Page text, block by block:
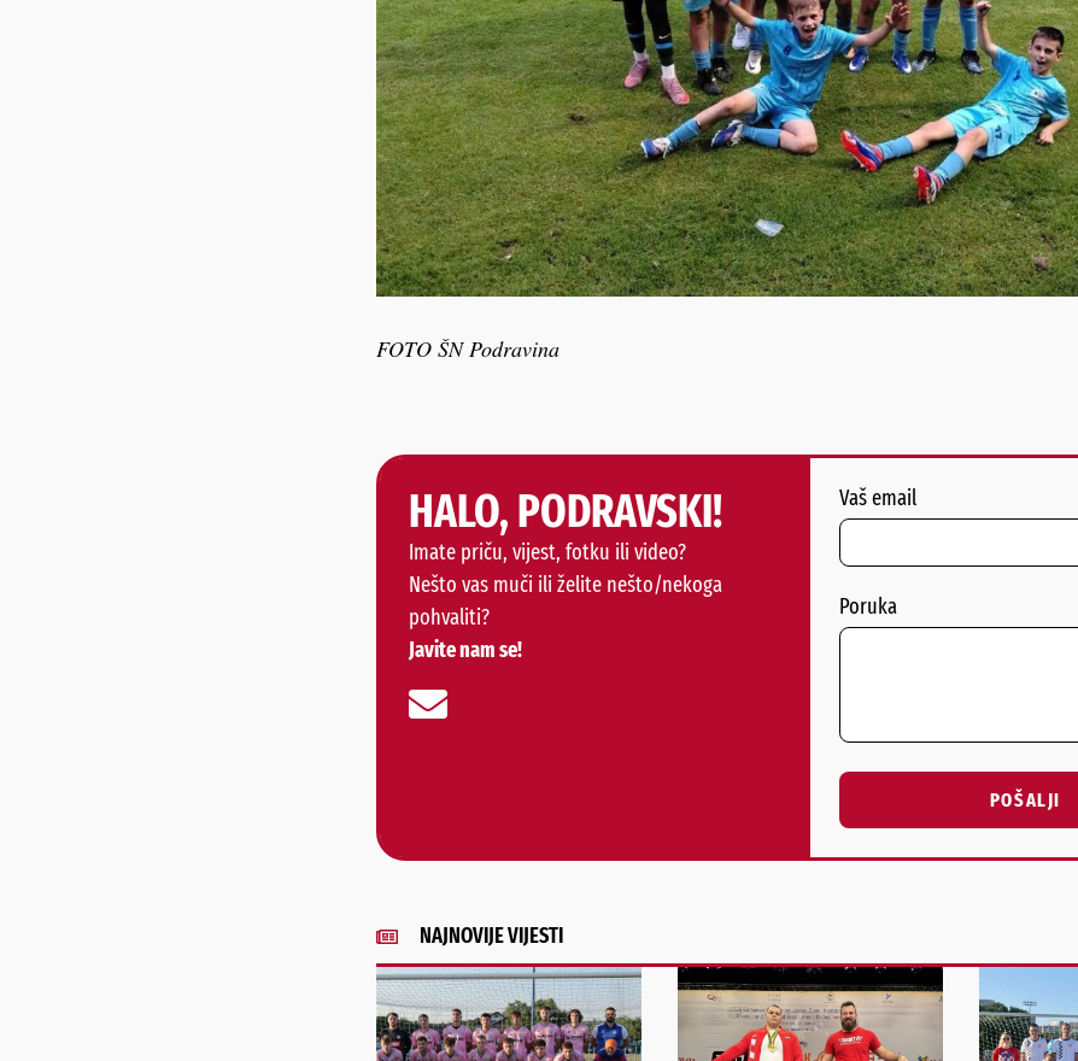
FOTO ŠN Podravina
HALO, PODRAVSKI!
Imate priču, vijest, fotku ili video?
Nešto vas muči ili želite nešto/nekoga
pohvaliti?
Javite nam se!
Vaš email
Poruka
POŠALJI
NAJNOVIJE VIJESTI